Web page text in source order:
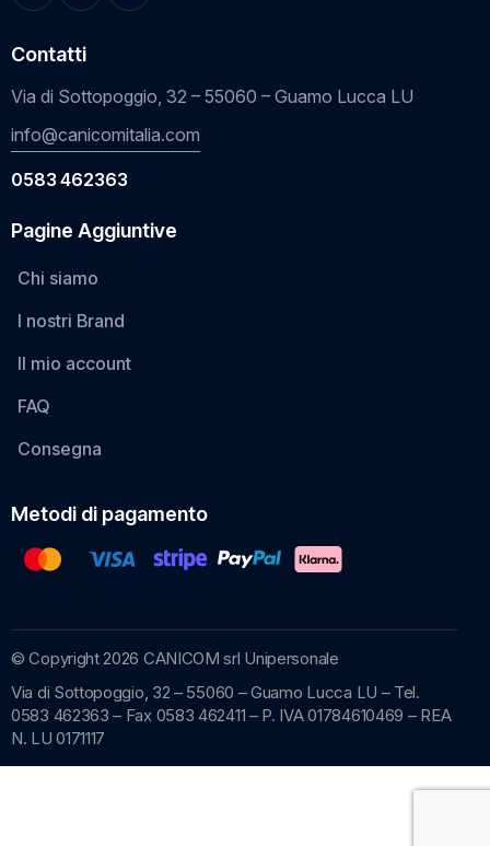
Contatti
Via di Sottopoggio, 32 – 55060 – Guamo Lucca LU
info@canicomitalia.com
0583 462363
Pagine Aggiuntive
Chi siamo
I nostri Brand
Il mio account
FAQ
Consegna
Metodi di pagamento
© Copyright 2026 CANICOM srl Unipersonale
Via di Sottopoggio, 32 – 55060 – Guamo Lucca LU – Tel.
0583 462363 – Fax 0583 462411 – P. IVA 01784610469 – REA
N. LU 0171117